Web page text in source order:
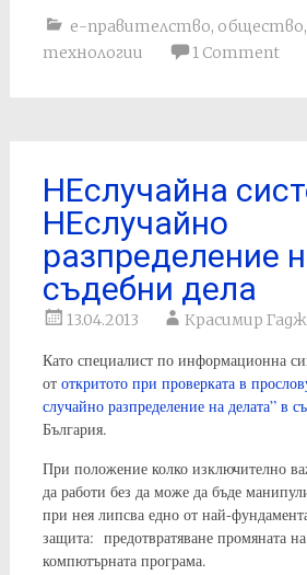
е-правителство, общество,
технологии
1 Comment
НЕслучайна
НЕслучайно
разпределение
съдебни дела
13.04.2013 Красимир
Като специалист по информационна
от откритото при проверката в
случайно разпределение на делата” в
България.
При положение колко изключително
да работи без да може да бъде
при нея липсва едно от най-
защита: предотвратяване промяната
компютърната програма.